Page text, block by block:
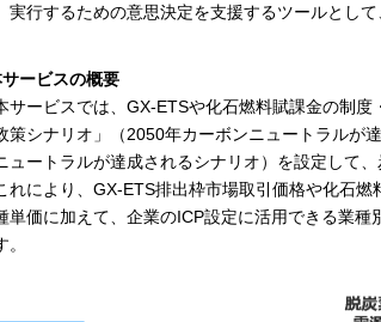
実行するための意思決定を支援するツールとし
ービスの概要
ービスでは、GX-ETSや化石燃料賦課金の制度
策シナリオ」（2050年カーボンニュートラルが
ュートラルが達成されるシナリオ）を設定して、
により、GX-ETS排出枠市場取引価格や化石燃
単価に加えて、企業のICP設定に活用できる業
。